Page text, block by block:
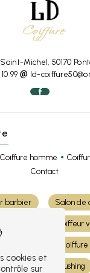
Saint-Michel, 50170
10 99
ld-
Coiffure homme
Contact
barbier Salon de
cheveux Coiffeur
Shampoing et brushing
cookies et
sur